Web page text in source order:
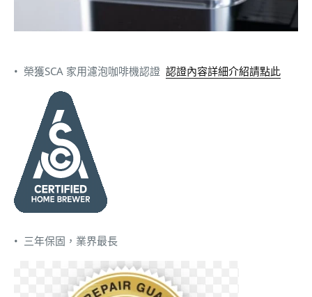
• 榮獲SCA 家用濾泡咖啡機認證 認證內容詳細介紹請點此
• 三年保固，業界最長